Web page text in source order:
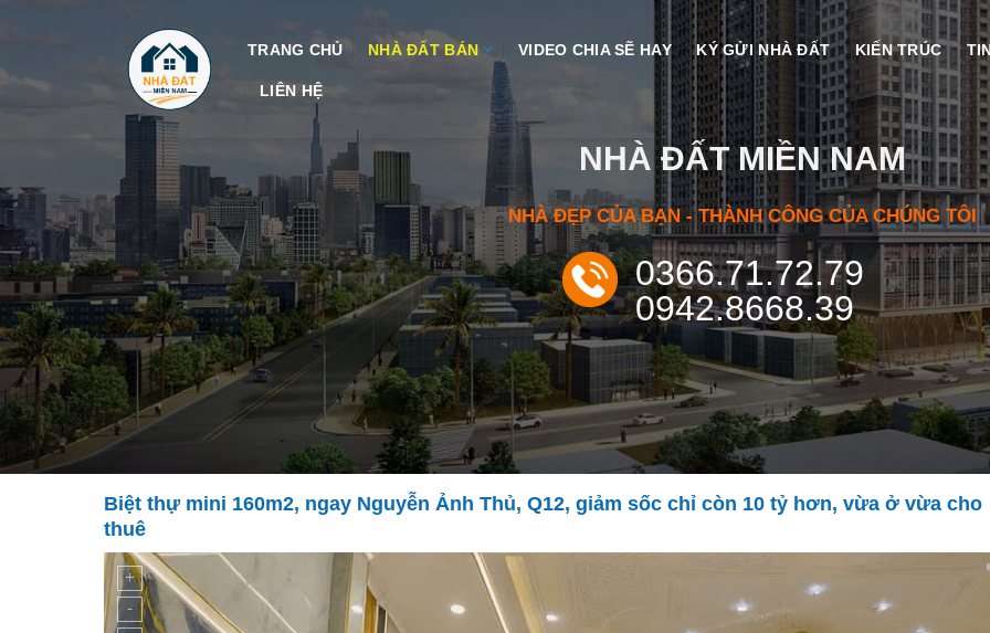
content
TRANG CHỦ NHÀ ĐẤT BÁN VIDEO CHIA SẼ HAY KÝ GỬI NHÀ ĐẤT KIẾN TRÚC
LIÊN HỆ
NHÀ ĐẤT MIỀN NAM
NHÀ ĐẸP CỦA BẠN - THÀNH CÔNG CỦA CHÚNG TÔI
0366.71.72.79
0942.8668.39
Biệt thự mini 160m2, ngay Nguyễn Ảnh Thủ, Q12, giảm sốc chỉ còn 10 tỷ hơn, vừa ở vừa cho
thuê